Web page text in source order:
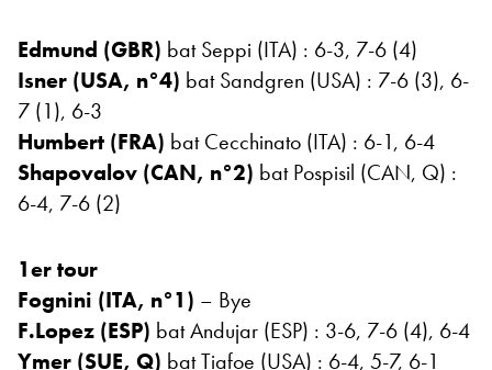
Edmund (GBR) bat Seppi (ITA) : 6-3, 7-6 (4)
Isner (USA, n°4) bat Sandgren (USA) : 7-6 (3), 6-
7 (1), 6-3
Humbert (FRA) bat Cecchinato (ITA) : 6-1, 6-4
Shapovalov (CAN, n°2) bat Pospisil (CAN, Q) :
6-4, 7-6 (2)
1er tour
Fognini (ITA, n°1) – Bye
F.Lopez (ESP) bat Andujar (ESP) : 3-6, 7-6 (4), 6-4
Ymer (SUE, Q) bat Tiafoe (USA) : 6-4, 5-7, 6-1